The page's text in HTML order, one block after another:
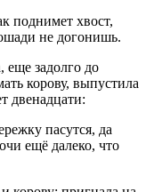
поднимет хвост,
не догонишь.
еще задолго до
корову, выпустила
двенадцати:
пасутся, да
ещё далеко, что